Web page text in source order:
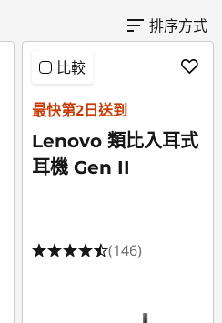
排序方式
比較
最快第2日送到
Lenovo 類比入耳式
耳機 Gen II
(146)